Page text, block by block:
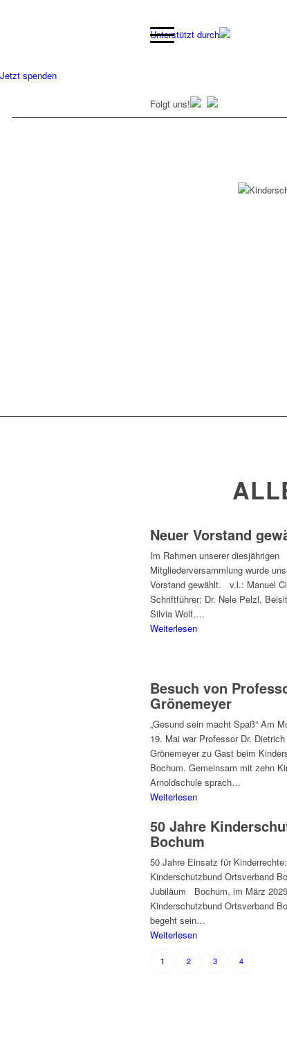
Unterstützt durch
Folgt uns!
Jetzt spenden
Neuer Vorstand
Im Rahmen unserer diesjährigen
Mitgliederversammlung wurde
Vorstand gewählt. v.l.: Manuel
Schriftführer; Dr. Nele Pelzl,
Silvia Wolf,…
Weiterlesen
Besuch von
Grönemeyer
„Gesund sein macht Spaß“ Am
19. Mai war Professor Dr. Dietrich
Grönemeyer zu Gast beim
Bochum. Gemeinsam mit zehn
Arnoldschule sprach…
Weiterlesen
50 Jahre
Bochum
50 Jahre Einsatz für
Kinderschutzbund Ortsverband
Jubiläum Bochum, im März
Kinderschutzbund Ortsverband
begeht sein…
Weiterlesen
1 2 3 4